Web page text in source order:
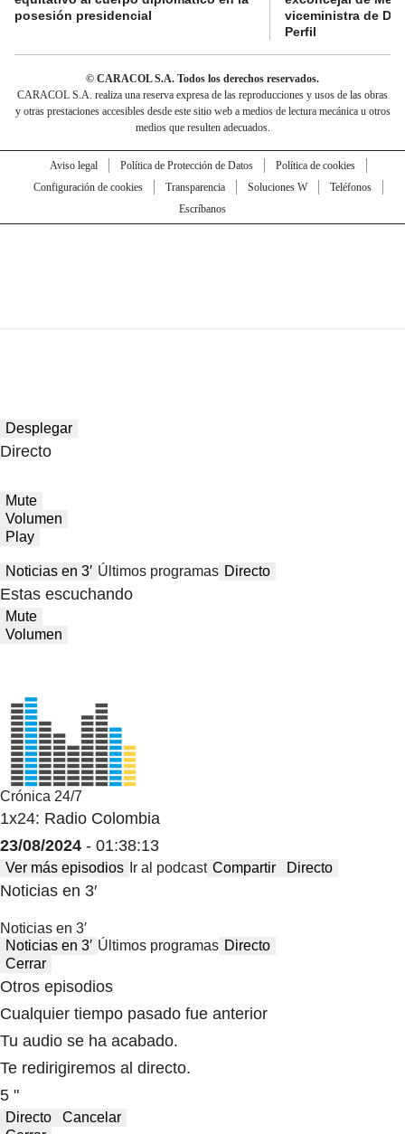
posesión presidencial
viceministra de
Perfil
© CARACOL S.A. Todos los derechos reservados.
CARACOL S.A. realiza una reserva expresa de las reproducciones y usos de las obras
y otras prestaciones accesibles desde este sitio web a medios de lectura mecánica u otros
medios que resulten adecuados.
Aviso legal Política de Protección de Datos
Política de cookies
Configuración de cookies
Transparencia Soluciones W
Teléfonos
Escríbanos
Desplegar
Directo
Mute
Volumen
Play
Noticias en 3′ Últimos programas Directo
Estas escuchando
Mute
Volumen
Crónica 24/7
1x24: Radio Colombia
23/08/2024 - 01:38:13
Ver más episodios Ir al podcast Compartir Directo
Noticias en 3′
Noticias en 3′
Noticias en 3′ Últimos programas Directo
Cerrar
Otros episodios
Cualquier tiempo pasado fue anterior
Tu audio se ha acabado.
Te redirigiremos al directo.
5 "
Directo
Cancelar